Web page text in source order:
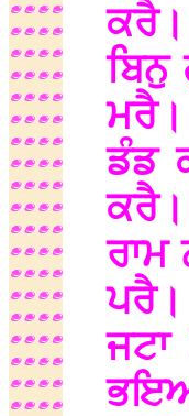
ਬਿਨੁ
ਡੰਡ
ਰਾਮ